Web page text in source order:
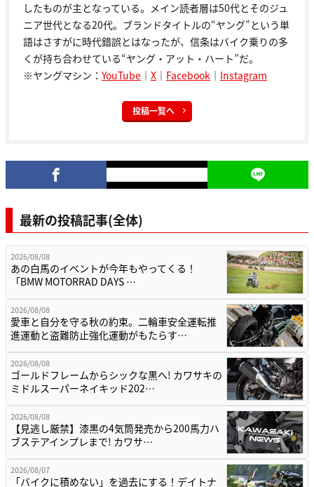
したものが主となっている。メイン読者層は50代とそのジュ
ニア世代となる20代。ブランドタイトルの“ヤング”という単
語はさすがに時代錯誤とはなったが、信条はバイク乗りの多
くが持ち合わせている“ヤング・アット・ハート”だ。
※ヤングマシン： YouTube ｜ X ｜ Facebook ｜ Instagram
投稿一覧へ
最新の投稿記事(全体)
2026/08/08
あの白馬のイベントが今年もやってくる！
「BMW MOTORRAD DAYS …
2026/08/08
愛車と自分を守る秋の約束。二輪車安全運転推
進運動と盗難防止強化運動がもたらす…
2026/08/08
ゴールドフレームからシックな黒へ! カワサキの
ミドルスーパーネイキッド202…
2026/08/08
【見逃し厳禁】漆黒の4気筒発売から200馬力ハ
ブステアインプレまで! カワサ…
2026/08/07
「バイクに積めない」を過去にする！デイトナ